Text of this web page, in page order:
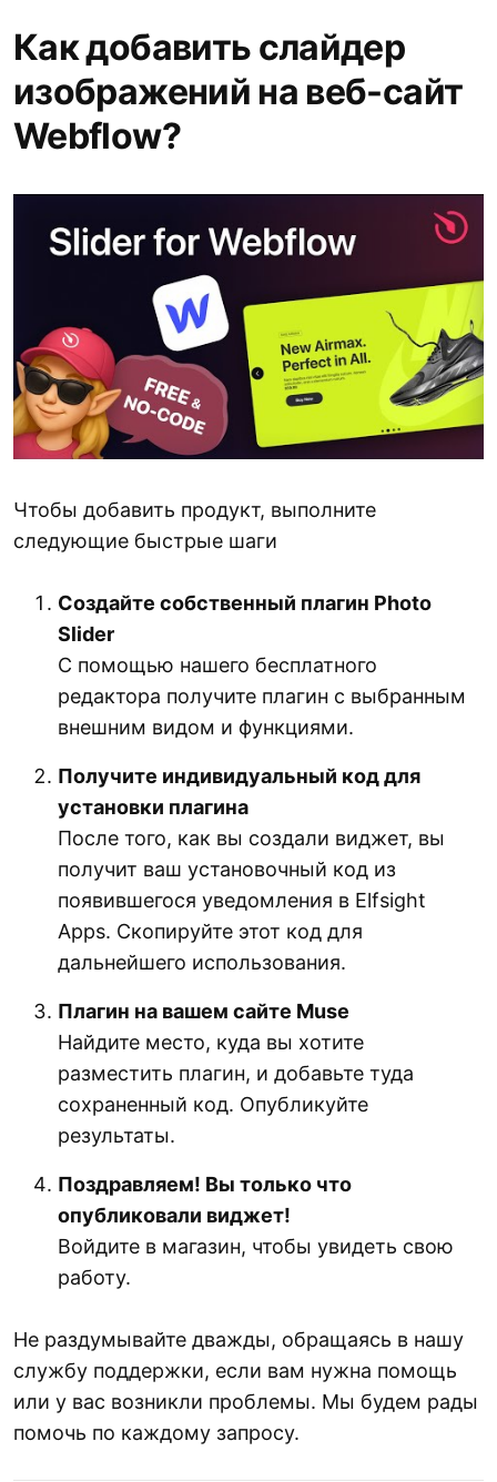
Как добавить слайдер
изображений на веб-сайт
Webflow?
Чтобы добавить продукт, выполните
следующие быстрые шаги
Создайте собственный плагин Photo
Slider
С помощью нашего бесплатного
редактора получите плагин с выбранным
внешним видом и функциями.
Получите индивидуальный код для
установки плагина
После того, как вы создали виджет, вы
получит ваш установочный код из
появившегося уведомления в Elfsight
Apps. Скопируйте этот код для
дальнейшего использования.
Плагин на вашем сайте Muse
Найдите место, куда вы хотите
разместить плагин, и добавьте туда
сохраненный код. Опубликуйте
результаты.
Поздравляем! Вы только что
опубликовали виджет!
Войдите в магазин, чтобы увидеть свою
работу.
Не раздумывайте дважды, обращаясь в нашу
службу поддержки, если вам нужна помощь
или у вас возникли проблемы. Мы будем рады
помочь по каждому запросу.